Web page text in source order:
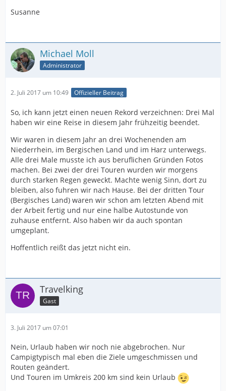
Susanne
Michael Moll
Administrator
2. Juli 2017 um 10:49 Offizieller Beitrag
So, ich kann jetzt einen neuen Rekord verzeichnen: Drei Mal
haben wir eine Reise in diesem Jahr frühzeitig beendet.
Wir waren in diesem Jahr an drei Wochenenden am
Niederrhein, im Bergischen Land und im Harz unterwegs.
Alle drei Male musste ich aus beruflichen Gründen Fotos
machen. Bei zwei der drei Touren wurden wir morgens
durch starken Regen geweckt. Machte wenig Sinn, dort zu
bleiben, also fuhren wir nach Hause. Bei der dritten Tour
(Bergisches Land) waren wir schon am letzten Abend mit
der Arbeit fertig und nur eine halbe Autostunde von
zuhause entfernt. Also haben wir da auch spontan
umgeplant.
Hoffentlich reißt das jetzt nicht ein.
Travelking
Gast
3. Juli 2017 um 07:01
Nein, Urlaub haben wir noch nie abgebrochen. Nur
Campigtypisch mal eben die Ziele umgeschmissen und
Routen geändert.
Und Touren im Umkreis 200 km sind kein Urlaub